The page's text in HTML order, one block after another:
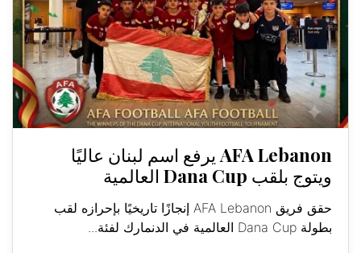
AFA Lebanon يرفع اسم لبنان عاليًا
ويتوج بلقب Dana Cup العالمية
حقق فريق AFA Lebanon إنجازًا تاريخيًا بإحرازه لقب
بطولة Dana Cup العالمية في الدنمارك لفئة...